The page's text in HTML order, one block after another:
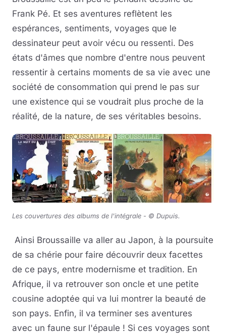
Frank Pé. Et ses aventures reflètent les
espérances, sentiments, voyages que le
dessinateur peut avoir vécu ou ressenti. Des
états d'âmes que nombre d'entre nous peuvent
ressentir à certains moments de sa vie avec une
société de consommation qui prend le pas sur
une existence qui se voudrait plus proche de la
réalité, de la nature, de ses véritables besoins.
Les couvertures des albums de l'intégrale - © Dupuis.
Ainsi Broussaille va aller au Japon, à la poursuite
de sa chérie pour faire découvrir deux facettes
de ce pays, entre modernisme et tradition. En
Afrique, il va retrouver son oncle et une petite
cousine adoptée qui va lui montrer la beauté de
son pays. Enfin, il va terminer ses aventures
avec un faune sur l'épaule ! Si ces voyages sont